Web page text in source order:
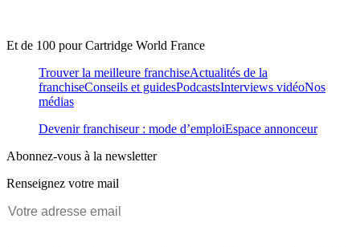
Et de 100 pour Cartridge World France
Trouver la meilleure franchiseActualités de la
franchiseConseils et guidesPodcastsInterviews vidéoNos
médias
Devenir franchiseur : mode d’emploiEspace annonceur
Abonnez-vous à la newsletter
Renseignez votre mail